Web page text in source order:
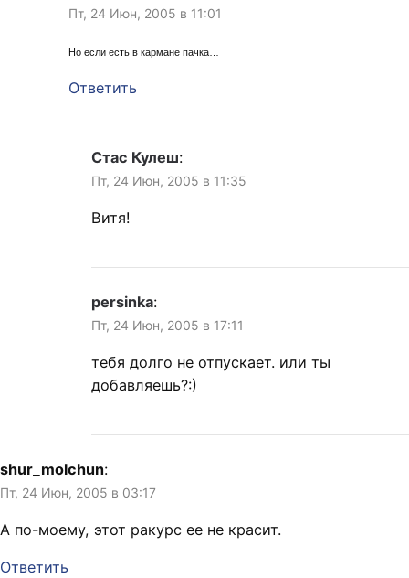
Пт, 24 Июн, 2005 в 11:01
Но если есть в кармане пачка…
Ответить
Стас Кулеш:
Пт, 24 Июн, 2005 в 11:35
Витя!
persinka:
Пт, 24 Июн, 2005 в 17:11
тебя долго не отпускает. или ты
добавляешь?:)
shur_molchun:
Пт, 24 Июн, 2005 в 03:17
А по-моему, этот ракурс ее не красит.
Ответить